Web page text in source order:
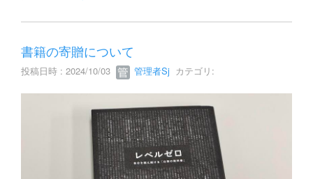
書籍の寄贈について
投稿日時 : 2024/10/03 管理者Sj カテゴリ: